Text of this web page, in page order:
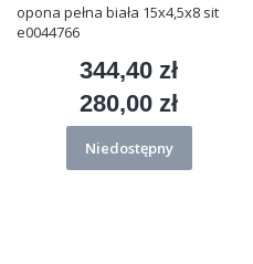
opona pełna biała 15x4,5x8 sit
e0044766
Cena
344,40 zł
Cena
280,00 zł
Niedostępny